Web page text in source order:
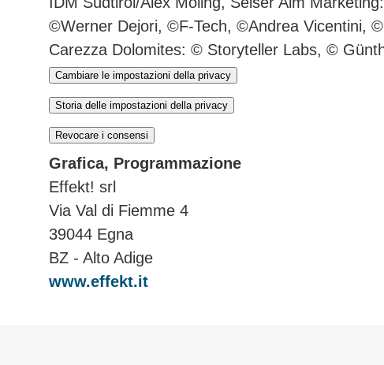
©Werner Dejori, ©F-Tech, ©Andrea Vicentini,
Carezza Dolomites: © Storyteller Labs, ©
Cambiare le impostazioni della privacy
Storia delle impostazioni della privacy
Revocare i consensi
Grafica, Programmazione
Effekt! srl
Via Val di Fiemme 4
39044 Egna
BZ - Alto Adige
www.effekt.it